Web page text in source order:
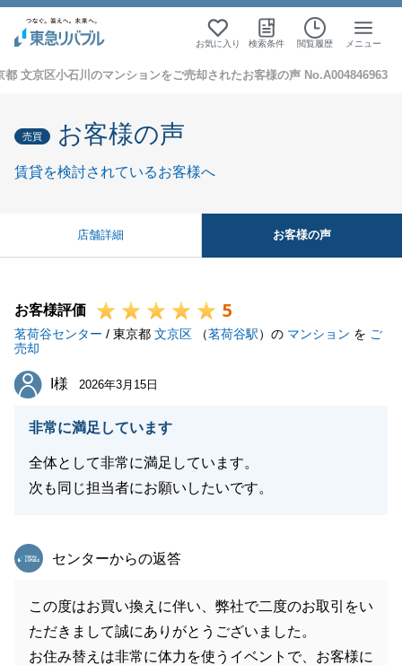
お気に入り 検索条件 閲覧履歴 メニュー
都 文京区小石川のマンションをご売却されたお客様の声 No.A004846963
売買 お客様の声
賃貸を検討されているお客様へ
店舗詳細 お客様の声
お客様評価 5
茗荷谷センター / 東京都 文京区 （茗荷谷駅）の マンション を ご
売却
I様
I様 2026年3月15日
非常に満足しています
全体として非常に満足しています。
次も同じ担当者にお願いしたいです。
東急リバブル
センターからの返答
この度はお買い換えに伴い、弊社で二度のお取引をい
ただきまして誠にありがとうございました。
お住み替えは非常に体力を使うイベントで、お客様に